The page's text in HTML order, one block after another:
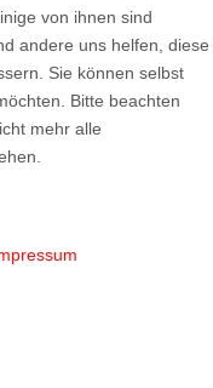
von ihnen sind
andere uns helfen, diese
Sie können selbst
Bitte beachten
mehr alle